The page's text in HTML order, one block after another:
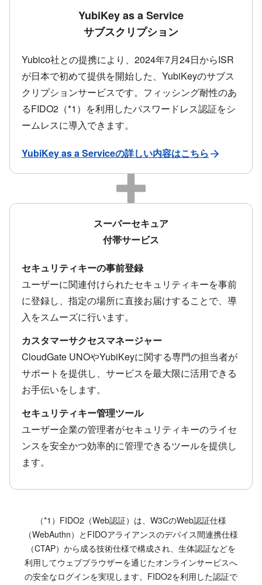
YubiKey as a Service
サブスクリプション
Yubico社との提携により、2024年7月24日からISR
が日本で初めて提供を開始した、YubiKeyのサブス
クリプションサービスです。フィッシング耐性のあ
るFIDO2（*1）を利用したパスワードレス認証をシ
ームレスに導入できます。
YubiKey as a Serviceの詳しい内容はこちら
スーパーセキュア
付帯サービス
セキュリティキーの事前登録
ユーザーに関連付けられたセキュリティキーを事前
に登録し、指定の場所に直接お届けすることで、導
入をスムーズに行います。
カスタマーサクセスマネージャー
CloudGate UNOやYubiKeyに関する専門の担当者が
サポートを提供し、サービスを最大限に活用できる
お手伝いをします。
セキュリティキー管理ツール
ユーザー企業の管理者がセキュリティキーのライセ
ンスを安全かつ効率的に管理できるツールを提供し
ます。
（*1）FIDO2（Web認証）は、W3CのWeb認証仕様
（WebAuthn）とFIDOアライアンスのデバイス間連携仕様
（CTAP）から成る技術仕様で構成され、生体認証などを
利用してウェブブラウザーを通じたオンラインサービスへ
の安全なログインを実現します。FIDO2を利用した認証で